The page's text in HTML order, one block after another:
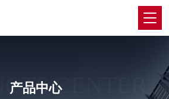
CENTER
产品中心